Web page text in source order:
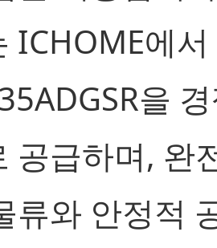
ICHOME에
을
공급하며, 완
류와 안정적